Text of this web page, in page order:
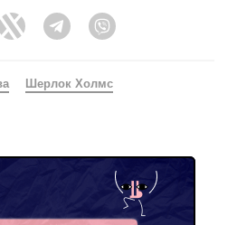
Twitter Telegram
Шерлок Холмс